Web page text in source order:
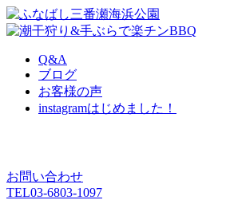
Q&A
ブログ
お客様の声
instagramはじめました！
お問い合わせ
TEL03-6803-1097